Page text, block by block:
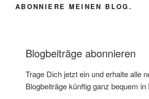
ABONNIERE MEINEN BLOG.
Blogbeiträge abonnieren
Trage Dich jetzt ein und erhalte alle
Blogbeiträge künftig ganz bequem